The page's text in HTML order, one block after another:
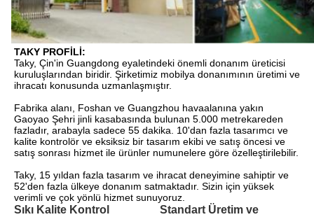
TAKY PROFİLİ:
Taky, Çin'in Guangdong eyaletindeki önemli donanım üreticisi
kuruluşlarından biridir. Şirketimiz mobilya donanımının üretimi ve
ihracatı konusunda uzmanlaşmıştır.
Fabrika alanı, Foshan ve Guangzhou havaalanına yakın
Gaoyao Şehri jinli kasabasında bulunan 5.000 metrekareden
fazladır, arabayla sadece 55 dakika. 10'dan fazla tasarımcı ve
kalite kontrolör ve eksiksiz bir tasarım ekibi ve satış öncesi ve
satış sonrası hizmet ile ürünler numunelere göre özelleştirilebilir.
Taky, 15 yıldan fazla tasarım ve ihracat deneyimine sahiptir ve
52'den fazla ülkeye donanım satmaktadır. Sizin için yüksek
verimli ve çok yönlü hizmet sunuyoruz.
Sıkı Kalite Kontrol
Standart Üretim ve